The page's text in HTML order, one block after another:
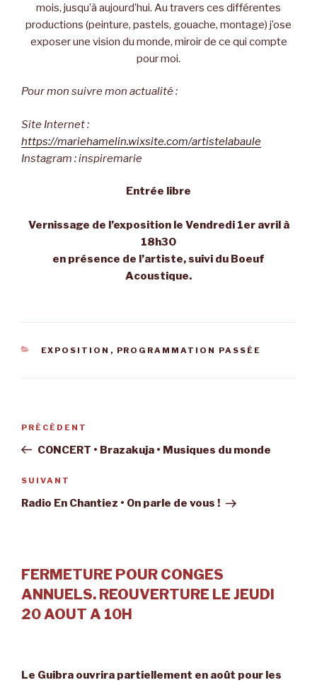
mois, jusqu’à aujourd’hui. Au travers ces différentes
productions (peinture, pastels, gouache, montage) j’ose
exposer une vision du monde, miroir de ce qui compte
pour moi.
Pour mon suivre mon actualité :
Site Internet :
https://mariehamelin.wixsite.com/artistelabaule
Instagram : inspiremarie
Entrée libre
Vernissage de l’exposition le Vendredi 1er avril à
18h30
en présence de l’artiste, suivi du Boeuf
Acoustique.
CATÉGORIES
EXPOSITION , PROGRAMMATION PASSÉE
Navigation
l’article
Article
précédent
PRÉCÉDENT
CONCERT • Brazakuja • Musiques du monde
Article
suivant
SUIVANT
Radio En Chantiez • On parle de vous !
FERMETURE POUR CONGES
ANNUELS. REOUVERTURE LE JEUDI
20 AOUT A 10H
Le Guibra ouvrira partiellement en août pour les